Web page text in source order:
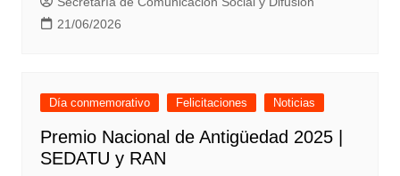
21/06/2026
Día conmemorativo Felicitaciones Noticias
Premio Nacional de Antigüedad 2025 |
SEDATU y RAN